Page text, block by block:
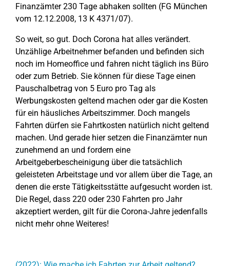
Finanzämter 230 Tage abhaken sollten (FG München
vom 12.12.2008, 13 K 4371/07).
So weit, so gut. Doch Corona hat alles verändert.
Unzählige Arbeitnehmer befanden und befinden sich
noch im Homeoffice und fahren nicht täglich ins Büro
oder zum Betrieb. Sie können für diese Tage einen
Pauschalbetrag von 5 Euro pro Tag als
Werbungskosten geltend machen oder gar die Kosten
für ein häusliches Arbeitszimmer. Doch mangels
Fahrten dürfen sie Fahrtkosten natürlich nicht geltend
machen. Und gerade hier setzen die Finanzämter nun
zunehmend an und fordern eine
Arbeitgeberbescheinigung über die tatsächlich
geleisteten Arbeitstage und vor allem über die Tage, an
denen die erste Tätigkeitsstätte aufgesucht worden ist.
Die Regel, dass 220 oder 230 Fahrten pro Jahr
akzeptiert werden, gilt für die Corona-Jahre jedenfalls
nicht mehr ohne Weiteres!